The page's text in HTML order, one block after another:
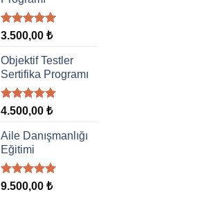
5 üzerinden
oy
aldı
3.500,00 ₺
Objektif Testler
Sertifika Programı
5 üzerinden
oy
aldı
4.500,00 ₺
Aile Danışmanlığı
Eğitimi
5 üzerinden
oy
9.500,00 ₺